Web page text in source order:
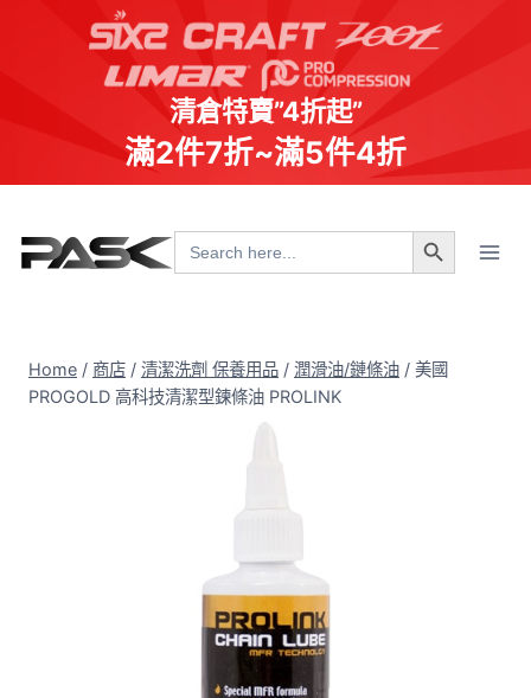
清倉特賣”4折起”
滿2件7折~滿5件4折
content
Search
for:
Search Button
Home / 商店 / 清潔洗劑 保養用品 / 潤滑油/鏈條油 / 美國
PROGOLD 高科技清潔型鍊條油 PROLINK